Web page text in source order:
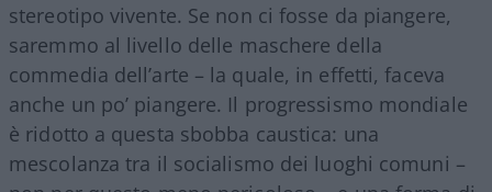
stereotipo vivente. Se non ci fosse da piangere,
saremmo al livello delle maschere della
commedia dell’arte – la quale, in effetti, faceva
anche un po’ piangere. Il progressismo mondiale
è ridotto a questa sbobba caustica: una
mescolanza tra il socialismo dei luoghi comuni –